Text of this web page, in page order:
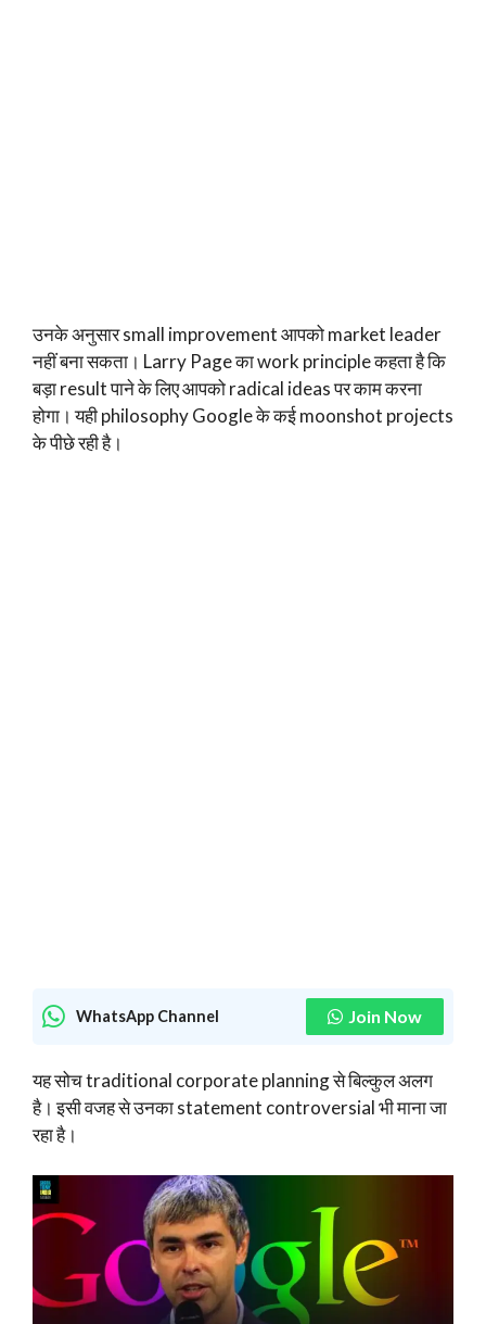
उनके अनुसार small improvement आपको market leader
नहीं बना सकता। Larry Page का work principle कहता है कि
बड़ा result पाने के लिए आपको radical ideas पर काम करना
होगा। यही philosophy Google के कई moonshot projects
के पीछे रही है।
WhatsApp Channel Join Now
यह सोच traditional corporate planning से बिल्कुल अलग
है। इसी वजह से उनका statement controversial भी माना जा
रहा है।